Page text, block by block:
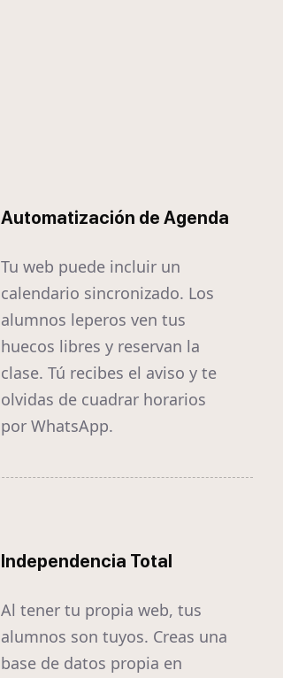
Automatización de Agenda
Tu web puede incluir un
calendario sincronizado. Los
alumnos leperos ven tus
huecos libres y reservan la
clase. Tú recibes el aviso y te
olvidas de cuadrar horarios
por WhatsApp.
Independencia Total
Al tener tu propia web, tus
alumnos son tuyos. Creas una
base de datos propia en